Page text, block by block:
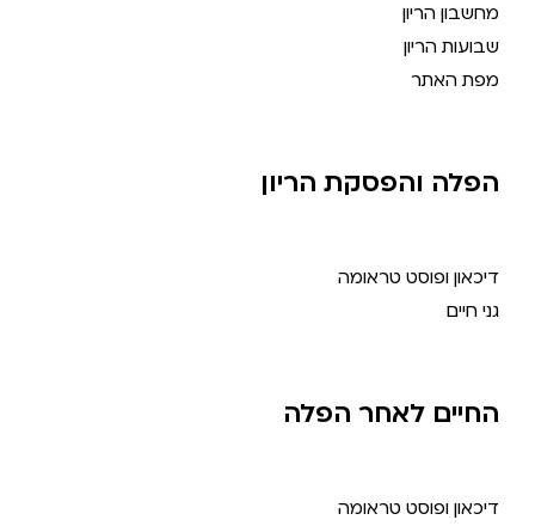
מחשבון הריון
שבועות הריון
מפת האתר
הפלה והפסקת הריון
דיכאון ופוסט טראומה
גני חיים
החיים לאחר הפלה
דיכאון ופוסט טראומה